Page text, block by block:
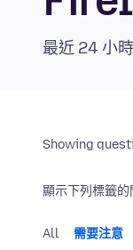
最近 24 小
Showing
顯示下列標籤的
All 需要注意